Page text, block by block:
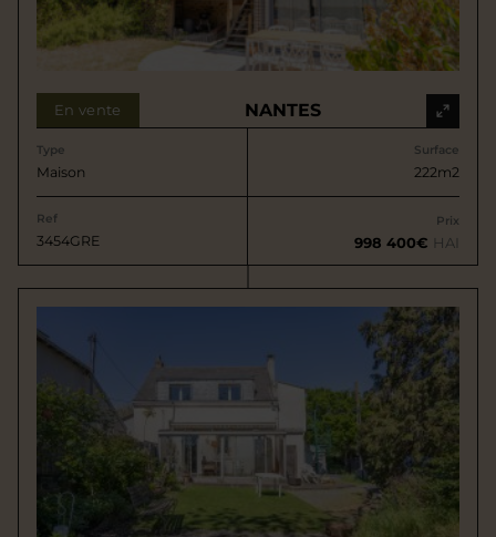
En vente NANTES
Type
Maison
Surface
222m2
Ref
3454GRE
Prix
998 400€ HAI